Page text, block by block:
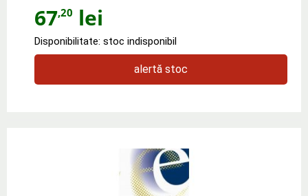
67,20 lei
Disponibilitate: stoc indisponibil
alertă stoc